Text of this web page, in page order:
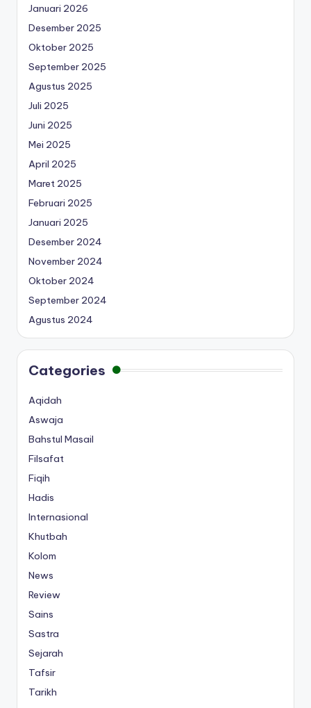
Januari 2026
Desember 2025
Oktober 2025
September 2025
Agustus 2025
Juli 2025
Juni 2025
Mei 2025
April 2025
Maret 2025
Februari 2025
Januari 2025
Desember 2024
November 2024
Oktober 2024
September 2024
Agustus 2024
Categories
Aqidah
Aswaja
Bahstul Masail
Filsafat
Fiqih
Hadis
Internasional
Khutbah
Kolom
News
Review
Sains
Sastra
Sejarah
Tafsir
Tarikh